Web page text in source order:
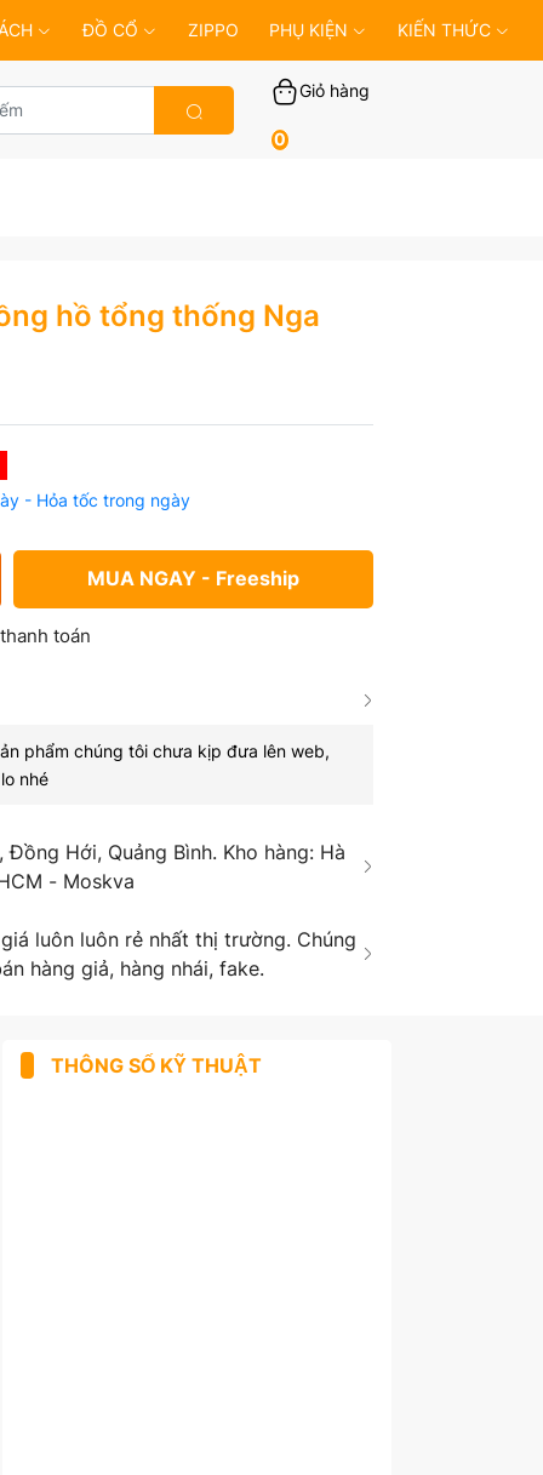
ĐỒ CỔ ZIPPO PHỤ KIỆN KIẾN THỨC
Giỏ hàng
0
hồ tổng thống Nga
- Hỏa tốc trong ngày
MUA NGAY - Freeship
toán
phẩm chúng tôi chưa kịp đưa lên web,
nhé
Hới, Quảng Bình. Kho hàng: Hà
- Moskva
luôn luôn rẻ nhất thị trường. Chúng
hàng giả, hàng nhái, fake.
THÔNG SỐ KỸ THUẬT